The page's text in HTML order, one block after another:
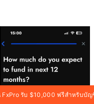
FxPro รับ $10,000 ฟรีสำหรับบัญ